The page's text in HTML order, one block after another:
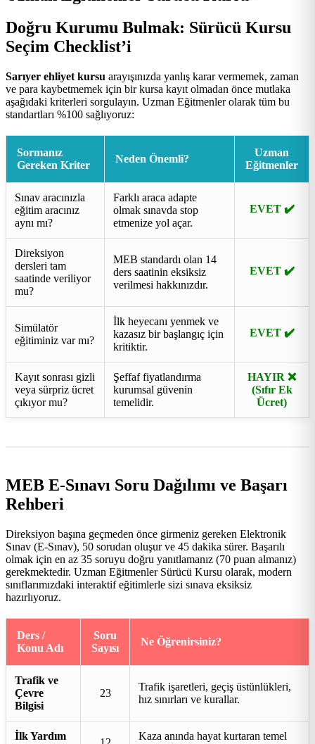
Doğru Kurumu Bulmak: Sürücü Kursu
Seçim Checklist’i
Sarıyer ehliyet kursu arayışınızda yanlış karar vermemek, zaman
ve para kaybetmemek için bir kursa kayıt olmadan önce mutlaka
aşağıdaki kriterleri sorgulayın. Uzman Eğitmenler olarak tüm bu
standartları %100 sağlıyoruz:
Sormanız
Gereken Kriter
Neden Önemli?
Uzman
Eğitmenler
Sınav aracınızla
eğitim aracınız
aynı mı?
Farklı araca adapte
olmak sınavda stop
etmenize yol açar.
EVET ✔️
Direksiyon
dersleri tam
saatinde veriliyor
mu?
MEB standardı olan 14
ders saatinin eksiksiz
verilmesi hakkınızdır.
EVET ✔️
Simülatör
eğitiminiz var mı?
İlk heyecanı yenmek ve
kazasız bir başlangıç için
kritiktir.
EVET ✔️
Kayıt sonrası gizli
veya sürpriz ücret
çıkıyor mu?
Şeffaf fiyatlandırma
kurumsal güvenin
temelidir.
HAYIR ❌
(Sıfır Ek
Ücret)
MEB E-Sınavı Soru Dağılımı ve Başarı
Rehberi
Direksiyon başına geçmeden önce girmeniz gereken Elektronik
Sınav (E-Sınav), 50 sorudan oluşur ve 45 dakika sürer. Başarılı
olmak için en az 35 soruyu doğru yanıtlamanız (70 puan almanız)
gerekmektedir. Uzman Eğitmenler Sürücü Kursu olarak, modern
sınıflarımızdaki interaktif eğitimlerle sizi sınava eksiksiz
hazırlıyoruz.
Ders /
Konu Adı
Soru
Sayısı
Ne Öğrenirsiniz?
Trafik ve
Çevre
Bilgisi
23
Trafik işaretleri, geçiş üstünlükleri,
hız sınırları ve kurallar.
İlk Yardım
Kaza anında hayat kurtaran temel